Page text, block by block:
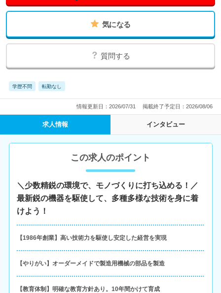
気になる
質問する
学歴不問 転勤なし
情報更新日：2026/07/31 掲載終了予定日：2026/08/06
求人情報 インタビュー
この求人のポイント
＼少数精鋭の環境で、モノづくりに打ち込める！／
最新鋭の機器を駆使して、多種多様な技術を身に着
けよう！
【1986年創業】高い技術力を駆使し安定した経営を実現
【やりがい】オーダーメイドで製造用機械の部品を製造
【教育体制】明確な教育方針あり。10年間かけて育成